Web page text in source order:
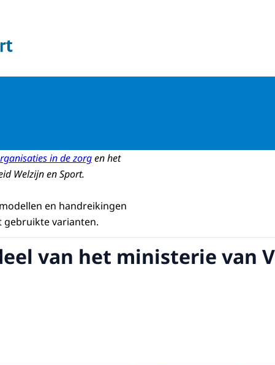
in de zorgen het
Welzijn en Sport.
en handreikingen
gebruikte varianten.
van het ministerie van